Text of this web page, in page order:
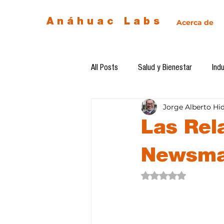
Anáhuac Labs Acerca de
All Posts Salud y Bienestar
Egresados Inteligencia
Diseño de futuro Ética de la
Las
Jorge Alberto
Obtuvo NaN de 5